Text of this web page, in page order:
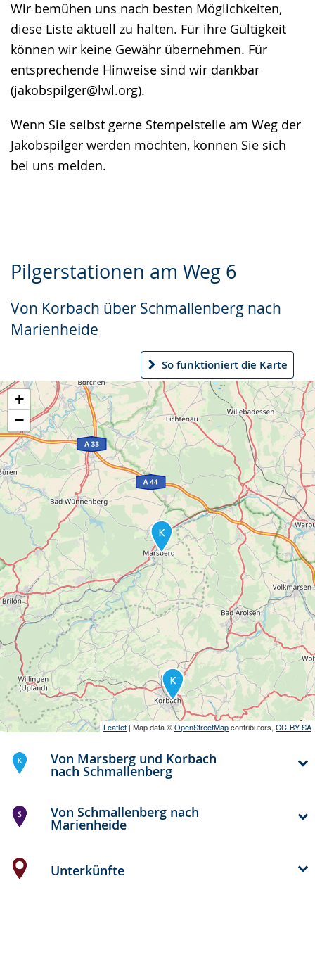
Wir bemühen uns nach besten Möglichkeiten,
diese Liste aktuell zu halten. Für ihre Gültigkeit
können wir keine Gewähr übernehmen. Für
entsprechende Hinweise sind wir dankbar
(jakobspilger@lwl.org).
Wenn Sie selbst gerne Stempelstelle am Weg der
Jakobspilger werden möchten, können Sie sich
bei uns melden.
Pilgerstationen am Weg 6
Von Korbach über Schmallenberg nach
Marienheide
So funktioniert die Karte
+
−
Leaflet | Map data ©OpenStreetMapcontributors, CC-BY-SA
Von Marsberg und Korbach
nach Schmallenberg
Von Schmallenberg nach
Marienheide
Unterkünfte